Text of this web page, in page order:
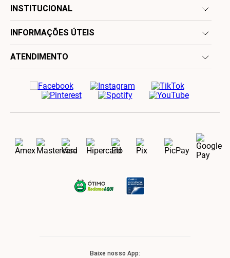
INSTITUCIONAL
INFORMAÇÕES ÚTEIS
ATENDIMENTO
Baixe nosso App: